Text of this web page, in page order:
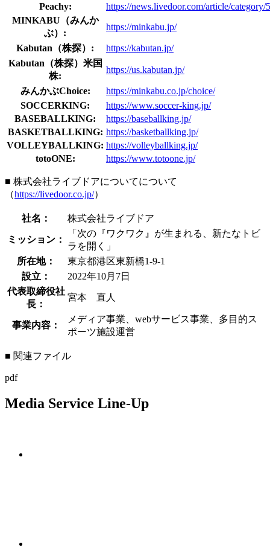
Peachy:
https://news.livedoor.com/article/category/
MINKABU（みんか
ぶ）:
https://minkabu.jp/
Kabutan（株探）:
https://kabutan.jp/
Kabutan（株探）米国
株:
https://us.kabutan.jp/
みんかぶChoice:
https://minkabu.co.jp/choice/
SOCCERKING:
https://www.soccer-king.jp/
BASEBALLKING:
https://baseballking.jp/
BASKETBALLKING: https://basketballking.jp/
VOLLEYBALLKING: https://volleyballking.jp/
totoONE:
https://www.totoone.jp/
■ 株式会社ライブドアについてについて
（https://livedoor.co.jp/）
社名： 株式会社ライブドア
ミッション：
「次の『ワクワク』が生まれる、新たなトビ
ラを開く」
所在地：
東京都港区東新橋1-9-1
設立：
2022年10月7日
代表取締役社
長：
宮本 直人
事業内容：
メディア事業、webサービス事業、多目的ス
ポーツ施設運営
■ 関連ファイル
pdf
Media Service Line-Up